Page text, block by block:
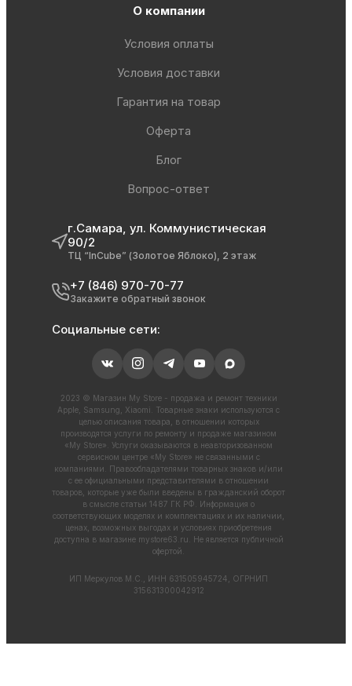
О компании
Условия оплаты
Условия доставки
Гарантия на товар
Оферта
Блог
Вопрос-ответ
г.Самара, ул. Коммунистическая
90/2
ТЦ “InCube” (Золотое Яблоко), 2 этаж
+7 (846) 970-70-77
Закажите обратный звонок
Социальные сети:
2023 © Магазин My Store - продажа и ремонт техники
Apple, Samsung, Xiaomi. Товарные знаки используются с
целью описания товара, в отношении которых
производятся услуги по ремонту и продаже магазином
«My Store». Услуги оказываются в неавторизованном
сервисном центре «My Store» не связанными с
компаниями. Правообладателями товарных знаков и/или
с ее официальными представителями в отношении
товаров, которые уже были введены в гражданский оборот
в смысле статьи 1487 ГК РФ. Информация о
соответствующих моделях и комплектациях и их наличии,
ценах, возможных выгодах и условиях приобретения
доступна в магазине mystore63.ru . Не является публичной
офертой.
ИП Меркулов М.С., ИНН 631505945724, ОГРНИП
315631300042912